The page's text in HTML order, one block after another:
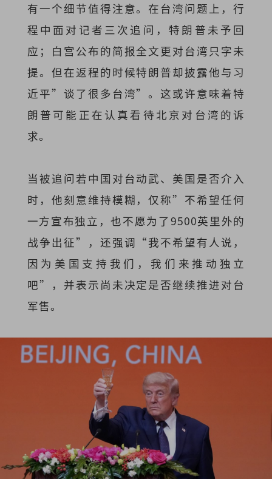
有一个细节值得注意。在台湾问题上，行
程中面对记者三次追问，特朗普未予回
应；白宫公布的简报全文更对台湾只字未
提。但在返程的时候特朗普却披露他与习
近平”谈了很多台湾”。这或许意味着特
朗普可能正在认真看待北京对台湾的诉
求。
当被追问若中国对台动武、美国是否介入
时，他刻意维持模糊，仅称”不希望任何
一方宣布独立，也不愿为了9500英里外的
战争出征”，还强调“我不希望有人说，
因为美国支持我们，我们来推动独立
吧”，并表示尚未决定是否继续推进对台
军售。